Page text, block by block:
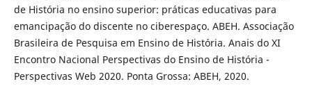
de História no ensino superior: práticas educativas para
emancipação do discente no ciberespaço. ABEH. Associação
Brasileira de Pesquisa em Ensino de História. Anais do XI
Encontro Nacional Perspectivas do Ensino de História -
Perspectivas Web 2020. Ponta Grossa: ABEH, 2020.